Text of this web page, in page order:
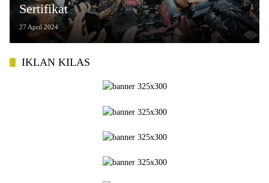
Sertifikat
27 April 2024
IKLAN KILAS